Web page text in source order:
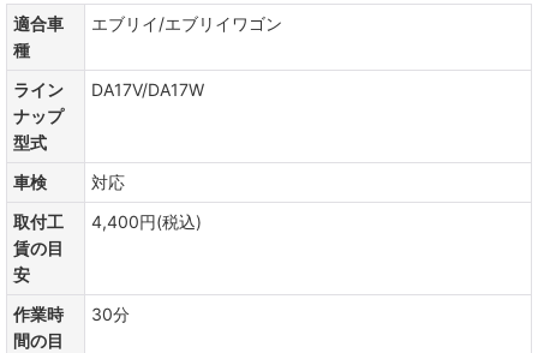
適合車
種
エブリイ/エブリイワゴン
ライン
ナップ
型式
DA17V/DA17W
車検
対応
取付工
賃の目
安
4,400円(税込)
作業時
間の目
30分